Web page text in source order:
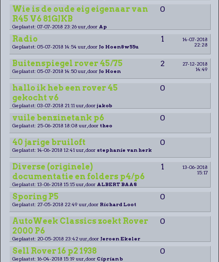
Wie is de oude eig eigenaar van
R45 V6 81GJKB
0
Geplaatst: 07-07-2018 23:26 uur, door Ap
Radio 1
14-07-2018
22:28
Geplaatst: 05-07-2018 14:54 uur, door Jo Hoen8w55u
Buitenspiegel rover 45/75 2
27-12-2018
14:49
Geplaatst: 05-07-2018 14:50 uur, door Jo Hoen
hallo ik heb een rover 45
gekocht v6
0
Geplaatst: 03-07-2018 21:11 uur, door jakob
vuile benzinetank p6 0
Geplaatst: 25-06-2018 18:08 uur, door theo
40 jarige bruiloft 0
Geplaatst: 14-06-2018 12:41 uur, door stephanie van herk
Diverse (originele)
documentatie en folders p4/p6
1
13-06-2018
15:17
Geplaatst: 13-06-2018 15:15 uur, door ALBERT BAAS
Sporing P5 0
Geplaatst: 27-05-2018 22:49 uur, door Richard Loot
AutoWeek Classics zoekt Rover
2000 P6
0
Geplaatst: 20-05-2018 23:42 uur, door Jeroen Ekeler
Sell Rover 16 p2 1938 0
Geplaatst: 16-04-2018 15:19 uur, door Ciprian b